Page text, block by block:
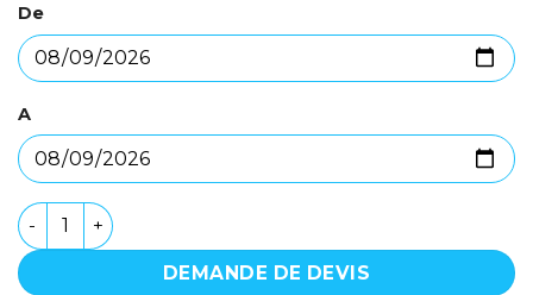
De
A
quantité de Microphone - Audix - I5
DEMANDE DE DEVIS